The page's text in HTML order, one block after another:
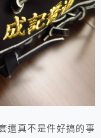
真不是件好搞的事